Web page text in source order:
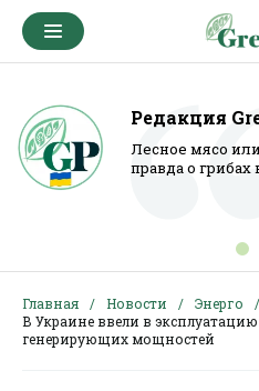
Редакция
Лесное мясо
правда о
Главная Новости
Энерго
В Украине ввели в
генерирующих мощностей